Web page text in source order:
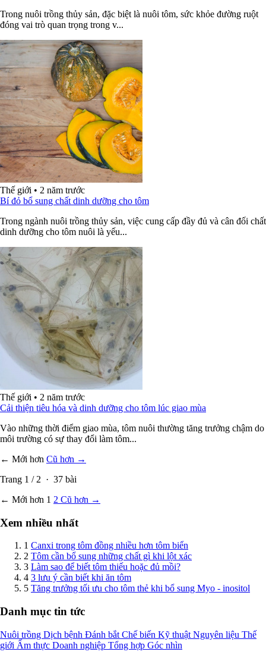
Trong nuôi trồng thủy sản, đặc biệt là nuôi tôm, sức khỏe đường ruột
đóng vai trò quan trọng trong v...
Thế giới • 2 năm trước
Bí đỏ bổ sung chất dinh dưỡng cho tôm
Trong ngành nuôi trồng thủy sản, việc cung cấp đầy đủ và cân đối chất
dinh dưỡng cho tôm nuôi là yếu...
Thế giới • 2 năm trước
Cải thiện tiêu hóa và dinh dưỡng cho tôm lúc giao mùa
Vào những thời điểm giao mùa, tôm nuôi thường tăng trưởng chậm do
môi trường có sự thay đổi làm tôm...
← Mới hơn Cũ hơn →
Trang 1 / 2 · 37 bài
← Mới hơn 1 2 Cũ hơn →
Xem nhiều nhất
1 Canxi trong tôm đồng nhiều hơn tôm biển
2 Tôm cần bổ sung những chất gì khi lột xác
3 Làm sao để biết tôm thiếu hoặc đủ mồi?
4 3 lưu ý cần biết khi ăn tôm
5 Tăng trưởng tối ưu cho tôm thẻ khi bổ sung Myo ‐ inositol
Danh mục tin tức
Nuôi trồng Dịch bệnh Đánh bắt Chế biến Kỹ thuật Nguyên liệu Thế
giới Ẩm thực Doanh nghiệp Tổng hợp Góc nhìn